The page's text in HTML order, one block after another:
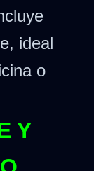
ideal
o
Y